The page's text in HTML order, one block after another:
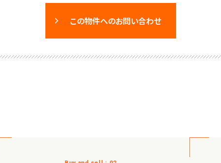
この物件へのお問い合わせ